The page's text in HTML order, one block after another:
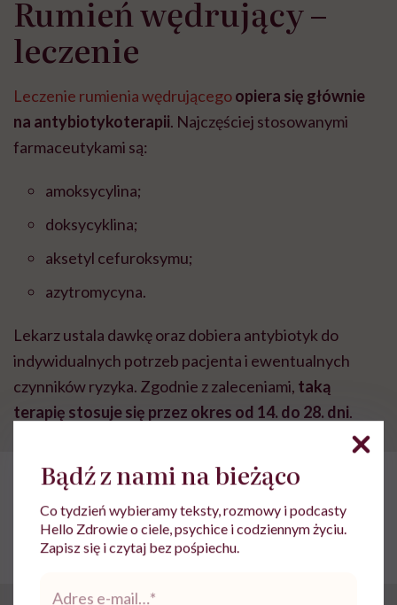
Rumień wędrujący –
leczenie
Leczenie rumienia wędrującegoopiera się głównie
na antybiotykoterapii. Najczęściej stosowanymi
farmaceutykami są:
amoksycylina;
doksycyklina;
aksetyl cefuroksymu;
azytromycyna.
Lekarz ustala dawkę oraz dobiera antybiotyk do
indywidualnych potrzeb pacjenta i ewentualnych
czynników ryzyka. Zgodnie z zaleceniami, taką
terapię stosuje się przez okres od 14. do 28. dni.
POLECAMY
Co może wywołać rumień na
twarzy? Najczęstsze przyczyny
Bądź z nami na bieżąco
Co tydzień wybieramy teksty, rozmowy i podcasty
Hello Zdrowie o ciele, psychice i codziennym życiu.
Zapisz się i czytaj bez pośpiechu.